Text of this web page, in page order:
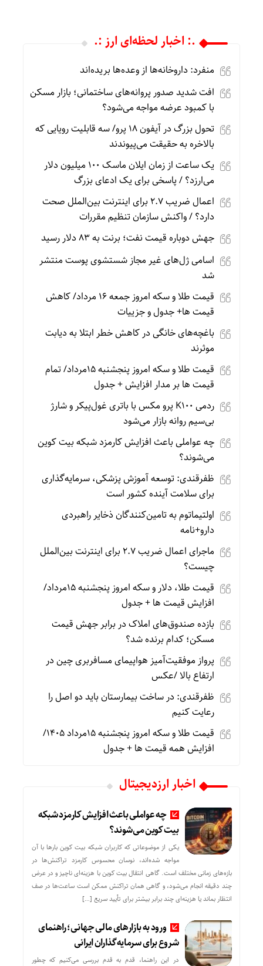
.: اخبار لحظه‌ای ارز :.
منفرد: داروخانه‌ها از وعده‌ها بریده‌اند
افت شدید صدور پروانه‌های ساختمانی؛ بازار مسکن
با کمبود عرضه مواجه می‌شود؟
تحول بزرگ در آیفون ۱۸ پرو/ سه قابلیت رویایی که
بالاخره به حقیقت می‌پیوندند
یک ساعت از زمان ایلان ماسک ۱۰۰ میلیون دلار
می‌ارزد؟ / پاسخی برای یک ادعای بزرگ
اعمال ضریب ۲.۷ برای اینترنت بین‌الملل صحت
دارد؟ / واکنش سازمان تنظیم مقررات
جهش دوباره قیمت نفت؛ برنت به ۸۳ دلار رسید
اسامی ژل‌های غیر مجاز شستشوی پوست منتشر
شد
قیمت طلا و سکه امروز جمعه ۱۶ مرداد/ کاهش
قیمت ها+ جدول و جزییات
باغچه‌های خانگی در کاهش خطر ابتلا به دیابت
موثرند
قیمت طلا و سکه امروز پنجشنبه 15مرداد/ تمام
قیمت ها بر مدار افزایش + جدول
ردمی K100 پرو مکس با باتری غول‌پیکر و شارژ
بی‌سیم روانه بازار می‌شود
چه عواملی باعث افزایش کارمزد شبکه بیت کوین
می‌شوند؟
ظفرقندی: توسعه آموزش پزشکی، سرمایه‌گذاری
برای سلامت آینده کشور است
اولتیماتوم به تامین‌کنندگان ذخایر راهبردی
دارو+نامه
ماجرای اعمال ضریب ۲.۷ برای اینترنت بین‌الملل
چیست؟
قیمت طلا، دلار و سکه امروز پنجشنبه 15مرداد/
افزایش قیمت ها + جدول
بازده صندوق‌های املاک در برابر جهش قیمت
مسکن؛ کدام برنده شد؟
پرواز موفقیت‌آمیز هواپیمای مسافربری چین در
ارتفاع بالا /عکس
ظفرقندی: در ساخت بیمارستان باید دو اصل را
رعایت کنیم
قیمت طلا و سکه امروز پنجشنبه 15مرداد 1405/
افزایش همه قیمت ها + جدول
اخبار ارزدیجیتال
چه عواملی باعث افزایش کارمزد شبکه
بیت کوین می‌شوند؟
یکی از موضوعاتی که کاربران شبکه بیت کوین بارها با آن
مواجه شده‌اند، نوسان محسوس کارمزد تراکنش‌ها در
بازه‌های زمانی مختلف است. گاهی انتقال بیت کوین با هزینه‌ای ناچیز و در عرض
چند دقیقه انجام می‌شود، و گاهی همان تراکنش ممکن است ساعت‌ها در صف
انتظار بماند یا هزینه‌ای چند برابر بیشتر برای تأیید سریع […]
ورود به بازارهای مالی جهانی؛ راهنمای
شروع برای سرمایه‌گذاران ایرانی
در این راهنما، قدم به قدم بررسی می‌کنیم که چطور